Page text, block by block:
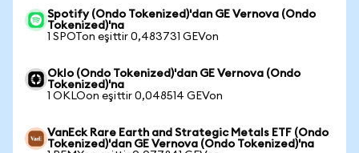
Spotify (Ondo Tokenized)'dan GE Vernova (Ondo
Tokenized)'na
1 SPOTon eşittir 0,483731 GEVon
Oklo (Ondo Tokenized)'dan GE Vernova (Ondo
Tokenized)'na
1 OKLOon eşittir 0,048514 GEVon
VanEck Rare Earth and Strategic Metals ETF (Ondo
Tokenized)'dan GE Vernova (Ondo Tokenized)'na